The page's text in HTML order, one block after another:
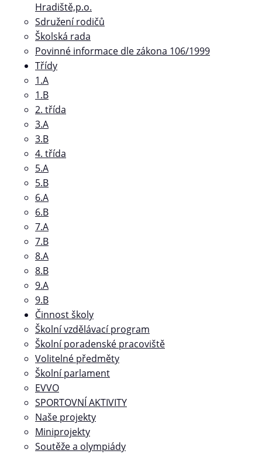
Hradiště,p.o.
Sdružení rodičů
Školská rada
Povinné informace dle zákona 106/1999
Třídy
1.A
1.B
2. třída
3.A
3.B
4. třída
5.A
5.B
6.A
6.B
7.A
7.B
8.A
8.B
9.A
9.B
Činnost školy
Školní vzdělávací program
Školní poradenské pracoviště
Volitelné předměty
Školní parlament
EVVO
SPORTOVNÍ AKTIVITY
Naše projekty
Miniprojekty
Soutěže a olympiády